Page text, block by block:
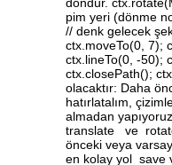
döndür.
pim yeri (dönme
// denk gelecek
ctx.moveTo(0, 7);
ctx.lineTo(0, -50);
ctx.closePath();
olacaktır: Daha
hatırlatalım,
almadan
translate ve
önceki veya
en kolay yol save